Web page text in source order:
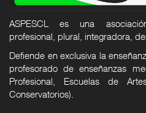
ASPESCL es una
profesional, plural, integradora,
Defiende en exclusiva la
profesorado de enseñanzas
Profesional, Escuelas de
Conservatorios).